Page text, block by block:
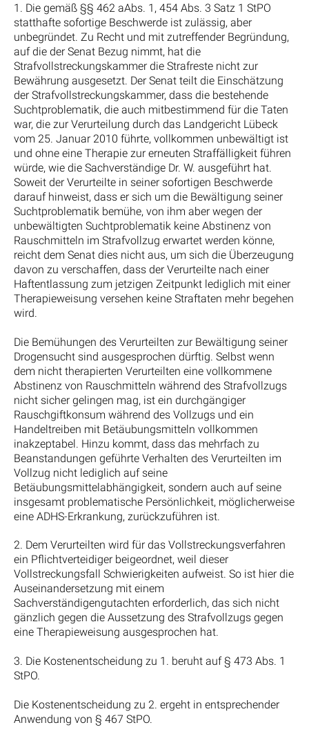
1. Die gemäß §§ 462 aAbs. 1, 454 Abs. 3 Satz 1 StPO
statthafte sofortige Beschwerde ist zulässig, aber
unbegründet. Zu Recht und mit zutreffender Begründung,
auf die der Senat Bezug nimmt, hat die
Strafvollstreckungskammer die Strafreste nicht zur
Bewährung ausgesetzt. Der Senat teilt die Einschätzung
der Strafvollstreckungskammer, dass die bestehende
Suchtproblematik, die auch mitbestimmend für die Taten
war, die zur Verurteilung durch das Landgericht Lübeck
vom 25. Januar 2010 führte, vollkommen unbewältigt ist
und ohne eine Therapie zur erneuten Straffälligkeit führen
würde, wie die Sachverständige Dr. W. ausgeführt hat.
Soweit der Verurteilte in seiner sofortigen Beschwerde
darauf hinweist, dass er sich um die Bewältigung seiner
Suchtproblematik bemühe, von ihm aber wegen der
unbewältigten Suchtproblematik keine Abstinenz von
Rauschmitteln im Strafvollzug erwartet werden könne,
reicht dem Senat dies nicht aus, um sich die Überzeugung
davon zu verschaffen, dass der Verurteilte nach einer
Haftentlassung zum jetzigen Zeitpunkt lediglich mit einer
Therapieweisung versehen keine Straftaten mehr begehen
wird.
Die Bemühungen des Verurteilten zur Bewältigung seiner
Drogensucht sind ausgesprochen dürftig. Selbst wenn
dem nicht therapierten Verurteilten eine vollkommene
Abstinenz von Rauschmitteln während des Strafvollzugs
nicht sicher gelingen mag, ist ein durchgängiger
Rauschgiftkonsum während des Vollzugs und ein
Handeltreiben mit Betäubungsmitteln vollkommen
inakzeptabel. Hinzu kommt, dass das mehrfach zu
Beanstandungen geführte Verhalten des Verurteilten im
Vollzug nicht lediglich auf seine
Betäubungsmittelabhängigkeit, sondern auch auf seine
insgesamt problematische Persönlichkeit, möglicherweise
eine ADHS-Erkrankung, zurückzuführen ist.
2. Dem Verurteilten wird für das Vollstreckungsverfahren
ein Pflichtverteidiger beigeordnet, weil dieser
Vollstreckungsfall Schwierigkeiten aufweist. So ist hier die
Auseinandersetzung mit einem
Sachverständigengutachten erforderlich, das sich nicht
gänzlich gegen die Aussetzung des Strafvollzugs gegen
eine Therapieweisung ausgesprochen hat.
3. Die Kostenentscheidung zu 1. beruht auf § 473 Abs. 1
StPO.
Die Kostenentscheidung zu 2. ergeht in entsprechender
Anwendung von § 467 StPO.